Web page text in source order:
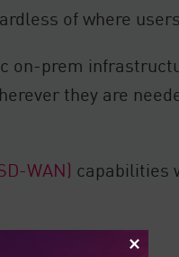
of where
on-prem
they are
WAN) capabilities
content